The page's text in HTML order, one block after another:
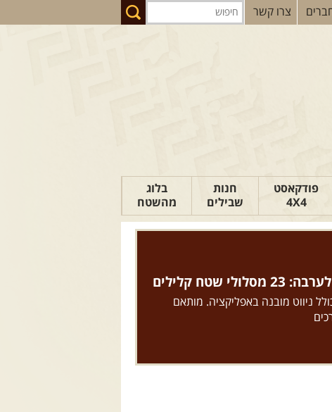
צרו קשר
פודקאסט
4X4
חנות
שבילים
בלוג
מהשטח
הבלוג של יואב
טיפים לנהיגה
כתבות
שטח קלילים
ניווט מובנה באפליקציה. מותאם